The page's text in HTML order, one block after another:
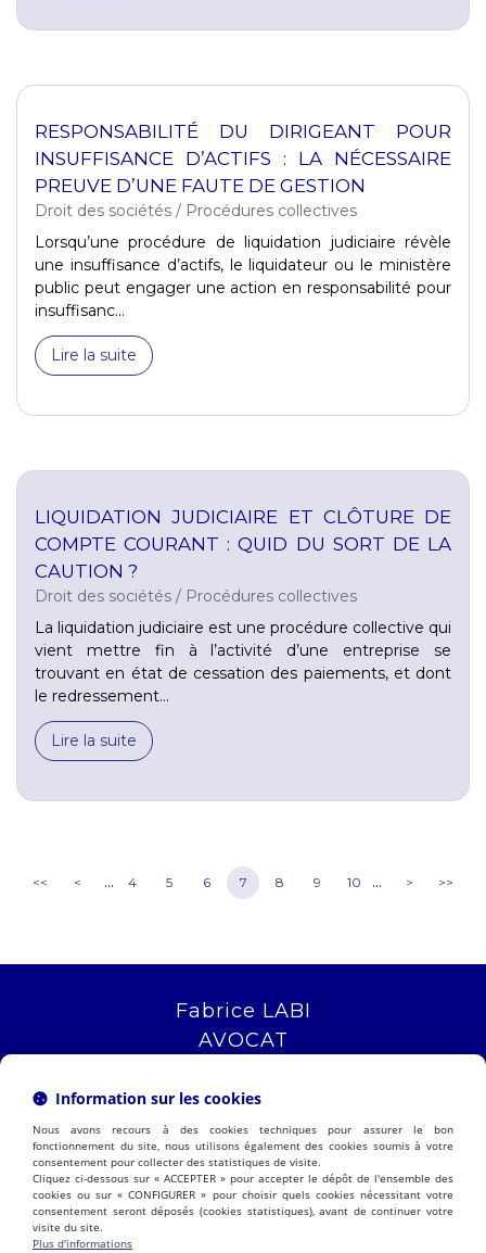
RESPONSABILITÉ DU DIRIGEANT POUR
INSUFFISANCE D’ACTIFS : LA NÉCESSAIRE
PREUVE D’UNE FAUTE DE GESTION
Droit des sociétés / Procédures collectives
Lorsqu’une procédure de liquidation judiciaire révèle
une insuffisance d’actifs, le liquidateur ou le ministère
public peut engager une action en responsabilité pour
insuffisanc...
Lire la suite
LIQUIDATION JUDICIAIRE ET CLÔTURE DE
COMPTE COURANT : QUID DU SORT DE LA
CAUTION ?
Droit des sociétés / Procédures collectives
La liquidation judiciaire est une procédure collective qui
vient mettre fin à l’activité d’une entreprise se
trouvant en état de cessation des paiements, et dont
le redressement...
Lire la suite
<< < ... 4 5 6 7 8 9 10 ... > >>
Fabrice LABI
AVOCAT
13006 MARSEILLE
NOUS LOCALISER
PRÉSENTATION EXPERTISES
ACTUALITÉS
Information sur les cookies
Nous avons recours à des cookies techniques pour assurer le bon
fonctionnement du site, nous utilisons également des cookies soumis à votre
consentement pour collecter des statistiques de visite.
Cliquez ci-dessous sur « ACCEPTER » pour accepter le dépôt de l'ensemble des
cookies ou sur « CONFIGURER » pour choisir quels cookies nécessitant votre
consentement seront déposés (cookies statistiques), avant de continuer votre
visite du site.
Plus d'informations